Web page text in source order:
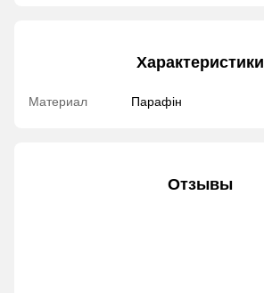
Характеристики
Материал Парафін
Отзывы